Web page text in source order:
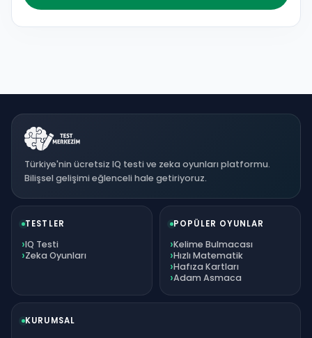
Türkiye'nin ücretsiz IQ testi ve zeka oyunları platformu.
Bilişsel gelişimi eğlenceli hale getiriyoruz.
TESTLER
IQ Testi
Zeka Oyunları
POPÜLER OYUNLAR
Kelime Bulmacası
Hızlı Matematik
Hafıza Kartları
Adam Asmaca
KURUMSAL